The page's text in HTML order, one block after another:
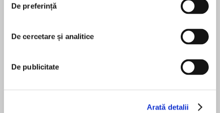
De preferință
De cercetare și analitice
De publicitate
Arată detalii
BING’S SPLASHY STORY, READ BY ANNE-
MARIE DUFF, especially for World Book Day
him his favourite story. But books don’t like
MAI MULT
În acest moment nu există recenzii
Unknown